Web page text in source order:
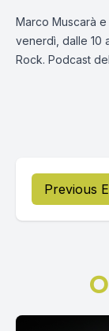
Marco Muscarà
venerdì, dalle 10
Rock. Podcast
Previous